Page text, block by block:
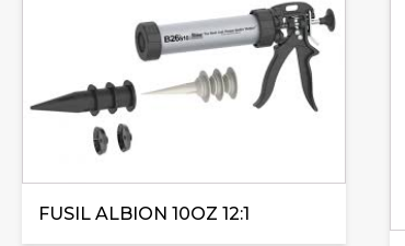
FUSIL ALBION 10OZ 12:1